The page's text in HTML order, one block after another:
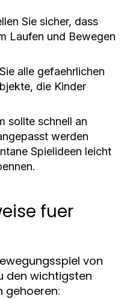
Sie sicher, dass
Laufen und Bewegen
alle gefaehrlichen
die Kinder
sollte schnell an
werden
Spielideen leicht
fuer
von
den wichtigsten
gehoeren: